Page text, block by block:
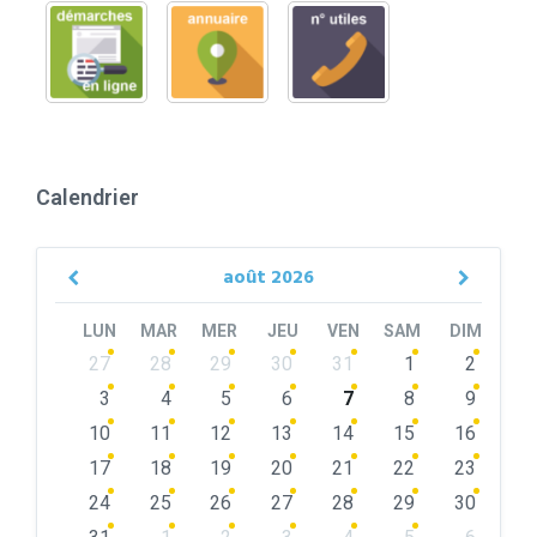
Calendrier
août 2026
Previous
LUN MAR MER JEU VEN SAM DIM
Skip
calendar
27 28 29 30 31 1
2
3
4 5 6 7 8
9
10
11 12 13 14 15
16
17
18 19 20 21 22
23
24
25 26 27 28 29
30